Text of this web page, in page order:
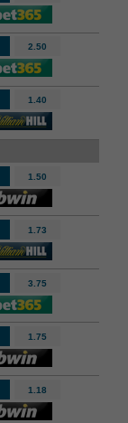
2.50
1.40
1.50
1.73
3.75
1.75
1.18